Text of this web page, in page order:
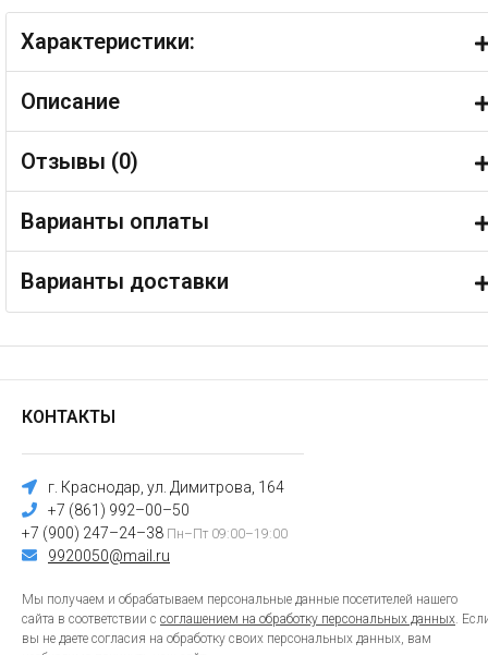
Характеристики:
Описание
Отзывы (0)
Варианты оплаты
Варианты доставки
КОНТАКТЫ
г. Краснодар, ул. Димитрова, 164
+7 (861) 992–00–50
+7 (900) 247–24–38 Пн–Пт 09:00–19:00
9920050@mail.ru
Мы получаем и обрабатываем персональные данные посетителей нашего
сайта в соответствии с соглашением на обработку персональных данных.
вы не даете согласия на обработку своих персональных данных, вам